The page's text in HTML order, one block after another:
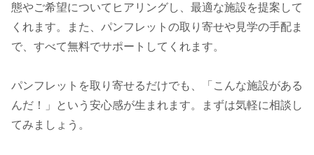
態やご希望についてヒアリングし、最適な施設を提案して
くれます。また、パンフレットの取り寄せや見学の手配ま
で、すべて無料でサポートしてくれます。
パンフレットを取り寄せるだけでも、「こんな施設がある
んだ！」という安心感が生まれます。まずは気軽に相談し
てみましょう。